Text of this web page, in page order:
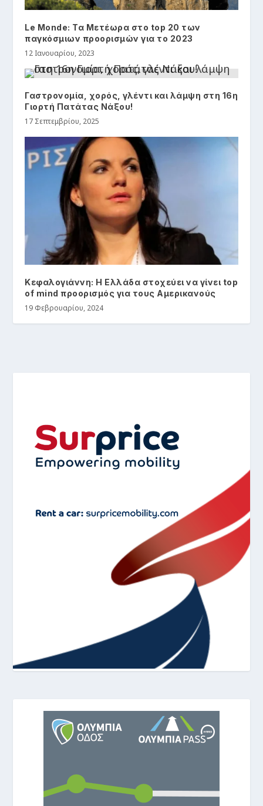
Le Monde: Τα Μετέωρα στο top 20 των
παγκόσμιων προορισμών για το 2023
12 Ιανουαρίου, 2023
Γαστρονομία, χορός, γλέντι και λάμψη στη 16η
Γιορτή Πατάτας Νάξου!
17 Σεπτεμβρίου, 2025
Κεφαλογιάννη: Η Ελλάδα στοχεύει να γίνει top
of mind προορισμός για τους Αμερικανούς
19 Φεβρουαρίου, 2024